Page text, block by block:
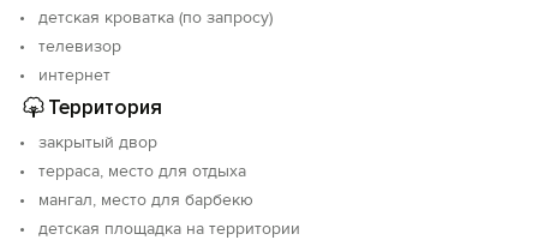
детская кроватка (по запросу)
телевизор
интернет
Территория
закрытый двор
терраса, место для отдыха
мангал, место для барбекю
детская площадка на территории